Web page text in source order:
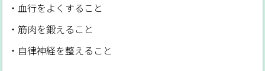
・血行をよくすること
・筋肉を鍛えること
・自律神経を整えること